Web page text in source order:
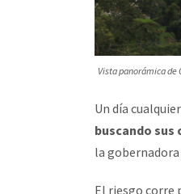
Vista panorámica
Un día
buscando sus
la
El riesgo corre